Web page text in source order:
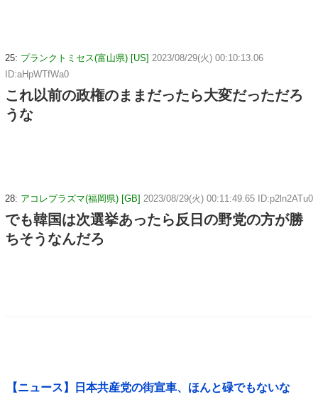
25: プランクトミセス(富山県) [US] 2023/08/29(火) 00:10:13.06
ID:aHpWTfWa0
これ以前の政権のままだったら大変だっただろ
うな
28: アコレプラズマ(福岡県) [GB] 2023/08/29(火) 00:11:49.65 ID:p2ln2ATu0
でも韓国は次選挙あったら反日の野党の方が勝
ちそうなんだろ
【ニュース】日本共産党の街宣車、ほんと碌でもないな